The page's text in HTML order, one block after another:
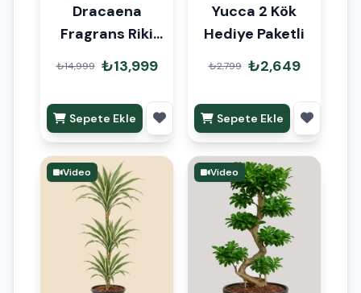
Dracaena
Fragrans Riki
Anaç 140 cm
₺14,999 ₺13,999
Sepete Ekle
Yucca 2 Kök
Hediye Paketli
₺2,799 ₺2,649
Sepete Ekle
Video Video